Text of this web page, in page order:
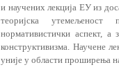
и научених лекција ЕУ из
теоријска
нормативистички аспект, а
конструктивизма. Научене
уније у области проширења